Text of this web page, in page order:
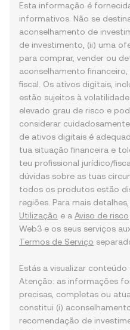
Esta informação é
informativos. Não se
aconselhamento de
de investimento, (ii) uma
para comprar, vender ou
aconselhamento
fiscal. Os ativos digitais,
estão sujeitos à
elevado grau de risco e
considerar
de ativos digitais é
tua situação financeira e
teu profissional jurídico/
dúvidas sobre as tuas
todos os produtos estão
regiões. Para mais
Utilização e a Aviso de risco
Web3 e os seus serviços
Termos de Serviço
Estás a visualizar
Atenção: as informações
precisas, completas ou
constitui (i)
recomendação de